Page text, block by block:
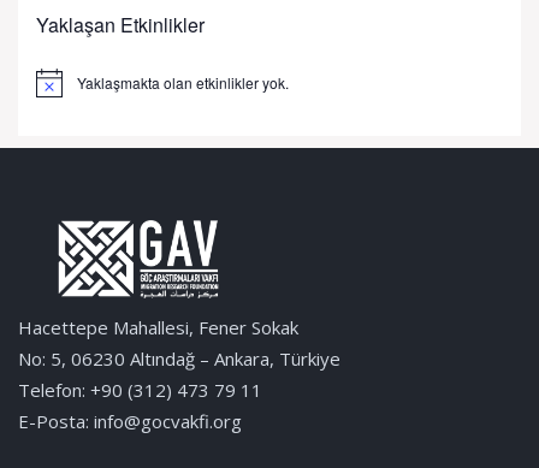
Yaklaşan Etkinlikler
Notice Yaklaşmakta olan etkinlikler yok.
Hacettepe Mahallesi, Fener Sokak
No: 5, 06230 Altındağ – Ankara, Türkiye
Telefon: +90 (312) 473 79 11
E-Posta: info@gocvakfi.org